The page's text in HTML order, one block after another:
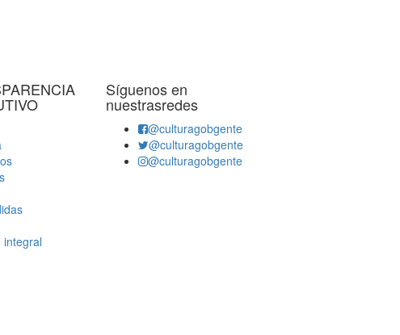
integral
Síguenos en
nuestrasredes
@culturagobgente
@culturagobgente
@culturagobgente